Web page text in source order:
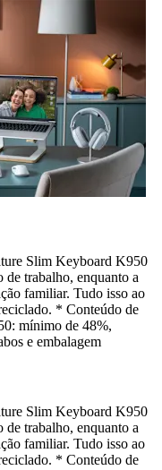
Slim Keyboard K950
de trabalho, enquanto a
familiar. Tudo isso ao
* Conteúdo de
mínimo de 48%,
e embalagem
Slim Keyboard K950
de trabalho, enquanto a
familiar. Tudo isso ao
* Conteúdo de